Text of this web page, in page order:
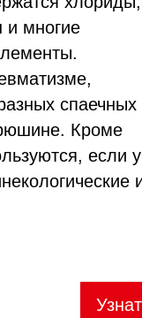
и многие
спаечных
Кроме
если у